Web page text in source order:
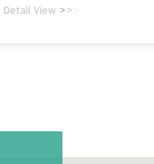
문의 주시기 바랍니다.☎ 1833-7702※ 이벤
한정으로 진행되며종료 시 할인 혜택이 적용되
Detail View >>